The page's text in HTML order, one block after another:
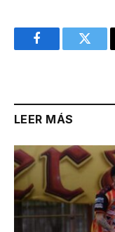
Facebook
LEER MÁS